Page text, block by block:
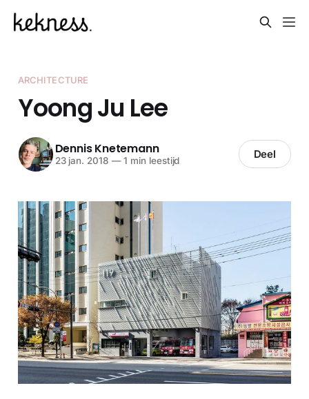
ARCHITECTURE
Yoong Ju Lee
Dennis Knetemann
23 jan. 2018 —1 min leestijd Deel